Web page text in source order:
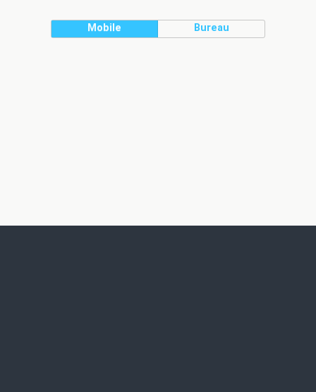
Mobile Bureau